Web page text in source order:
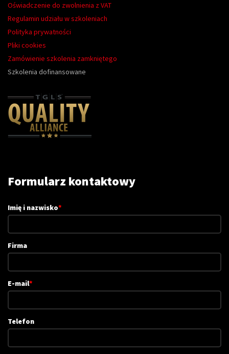
Oświadczenie do zwolnienia z VAT
Regulamin udziału w szkoleniach
Polityka prywatności
Pliki cookies
Zamówienie szkolenia zamkniętego
Szkolenia dofinansowane
Formularz kontaktowy
Imię i nazwisko*
Firma
E-mail*
Telefon